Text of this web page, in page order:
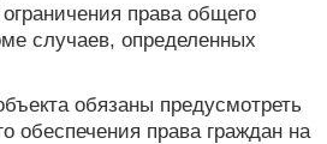
права общего
случаев, определенных
обязаны предусмотреть
обеспечения права граждан на